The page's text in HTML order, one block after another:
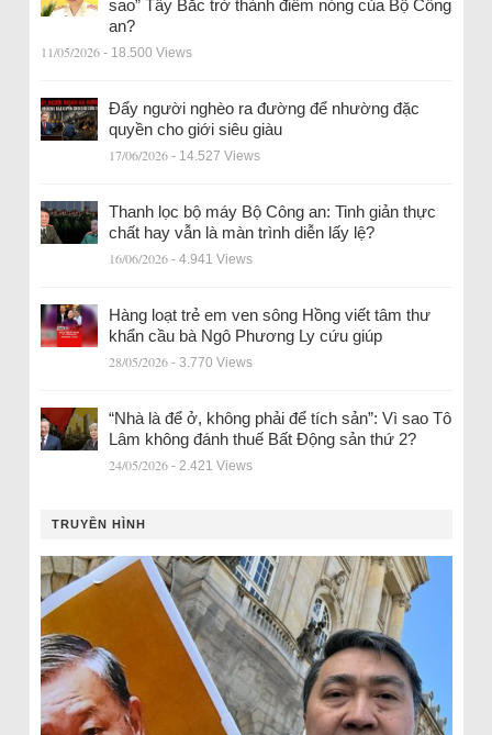
sao” Tây Bắc trở thành điểm nóng của Bộ Công
an?
11/05/2026 - 18.500 Views
Đẩy người nghèo ra đường để nhường đặc
quyền cho giới siêu giàu
17/06/2026 - 14.527 Views
Thanh lọc bộ máy Bộ Công an: Tinh giản thực
chất hay vẫn là màn trình diễn lấy lệ?
16/06/2026 - 4.941 Views
Hàng loạt trẻ em ven sông Hồng viết tâm thư
khẩn cầu bà Ngô Phương Ly cứu giúp
28/05/2026 - 3.770 Views
“Nhà là để ở, không phải để tích sản”: Vì sao Tô
Lâm không đánh thuế Bất Động sản thứ 2?
24/05/2026 - 2.421 Views
TRUYỀN HÌNH